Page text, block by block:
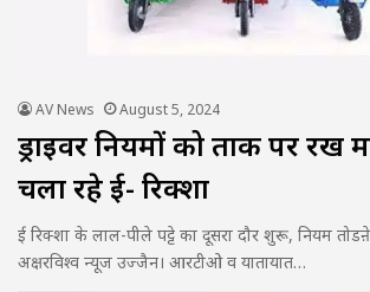
AV News August 5, 2024
ड्राइवर नियमों को ताक पर रख
चला रहे ई- रिक्शा
ई रिक्शा के लाल-पीले पट्टे का दूसरा दौर शुरू, नियम तोडऩे
अक्षरविश्व न्यूज उज्जैन। आरटीओ व यातायात…